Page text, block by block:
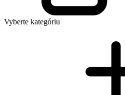
Vyberte kategóriu